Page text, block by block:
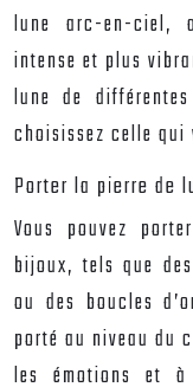
lune arc-en-ciel,
intense et plus
lune de
choisissez celle
Porter la pierre de
Vous pouvez
bijoux, tels que
ou des boucles
porté au niveau du
les émotions et